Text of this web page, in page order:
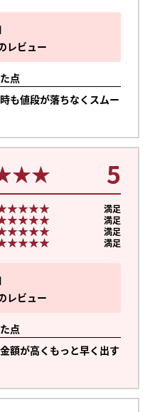
レビュー
点
も値段が落ちなくスムー
レビュー
点
額が高くもっと早く出す
5
満足
満足
満足
満足